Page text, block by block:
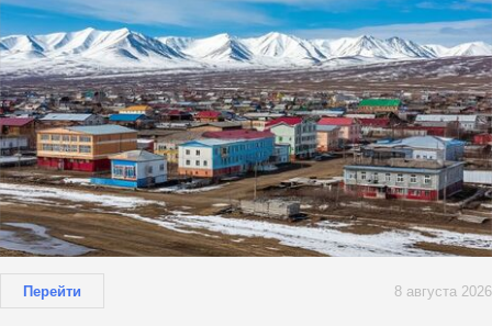
Перейти 8 августа 2026